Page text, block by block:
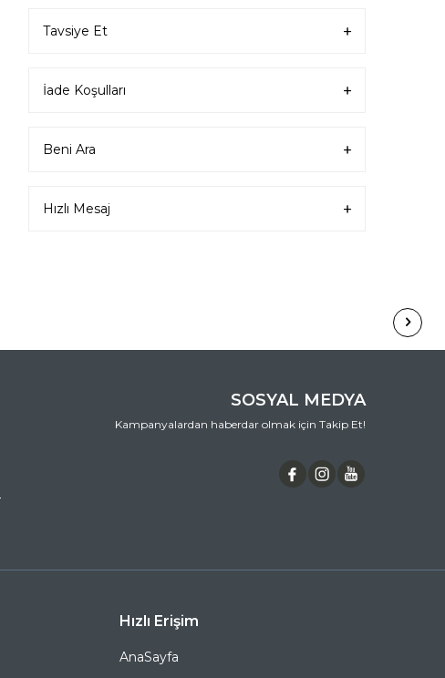
destek@ozkanoptik.com
Ürün Açıklaması
Çerçeve Materyali
Tavsiye Et
İade Koşulları
Beni Ara
Hızlı Mesaj
SOSYAL MEDYA
Kampanyalardan haberdar olmak için Takip Et!
Hızlı Erişim
AnaSayfa